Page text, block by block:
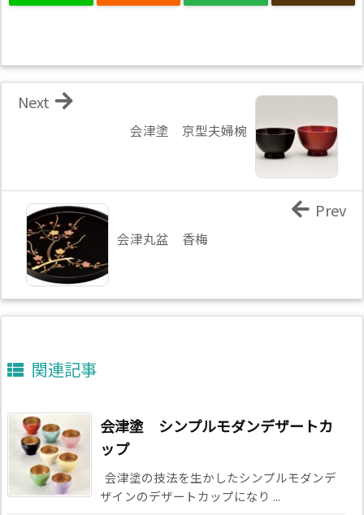
会津塗 京型夫婦椀
Next
会津丸盆 香梅
Prev
関連記事
会津塗 シンプルモダンデザートカ
ップ
会津塗の技法を生かしたシンプルモダンデ
ザインのデザートカップになり ...